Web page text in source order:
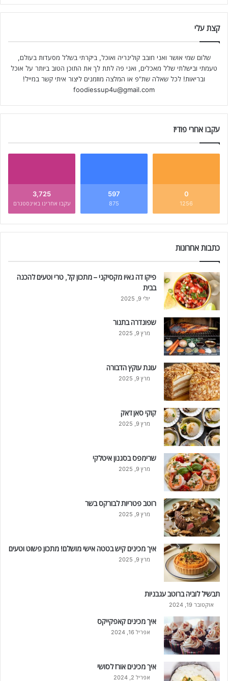
קצת עלי
שלום שמי אושר ואני חובב קולינריה ואוכל, ביקרתי בשלל מסעדות בעולם,
טעמתי ובישלתי שלל מאכלים, ואני פה לתת לך את התוכן הטוב ביותר על אוכל
ובריאות! לכל שאלה שת"פ או המלצה מוזמנים ליצור איתי קשר במייל!
foodiessup4u@gmail.com
עקבו אחרי פודיז
0
1256
597
875
3,725
עקבו אחרינו באינסטגרם
כתבות אחרונות
פיקו דה גאיו מקסיקני – מתכון קל, טרי וטעים להכנה
בבית
יולי 9, 2025
שפונדרה בתנור
מרץ 9, 2025
עוגת עוקץ הדבורה
מרץ 9, 2025
קוקי סאן ז'אק
מרץ 9, 2025
שרימפס בסגנון איטלקי
מרץ 9, 2025
רוטב פטריות לבורקס בשר
מרץ 9, 2025
איך מכינים קיש בטטה אישי מושלם! מתכון פשוט וטעים
מרץ 9, 2025
תבשיל לוביה ברוטב עגבניות
אוקטובר 19, 2024
איך מכינים קאפקייקס
אפריל 16, 2024
איך מכינים אורז לסושי
אפריל 2, 2024